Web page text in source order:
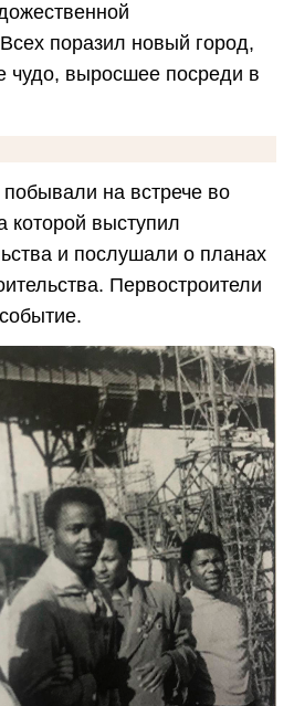
поразил новый город,
чудо, выросшее посреди в
на встрече во
которой выступил
и послушали о планах
Первостроители